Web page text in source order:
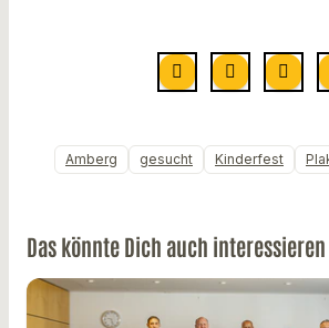
Amberg gesucht Kinderfest
Das könnte Dich auch interessieren